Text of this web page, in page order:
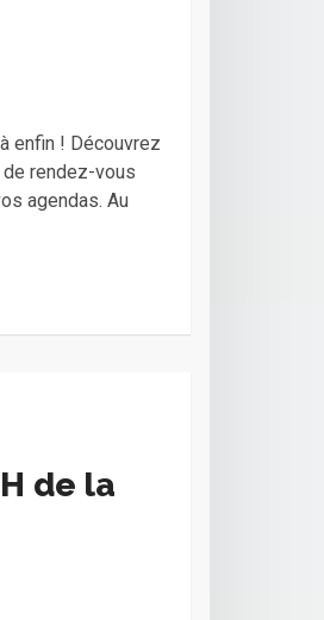
enfin ! Découvrez
rendez-vous
agendas. Au
de la